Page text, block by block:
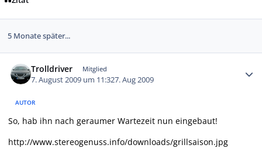
5 Monate später...
Trolldriver Mitglied
7. August 2009 um 11:327. Aug 2009
AUTOR
So, hab ihn nach geraumer Wartezeit nun eingebaut!
http://www.stereogenuss.info/downloads/grillsaison.jpg